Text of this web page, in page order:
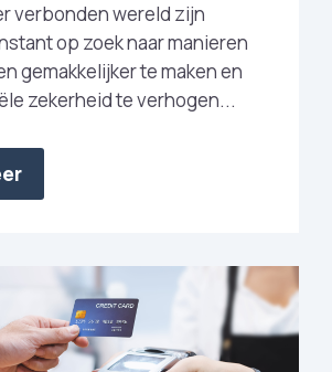
verbonden wereld zijn
op zoek naar manieren
gemakkelijker te maken en
zekerheid te verhogen...